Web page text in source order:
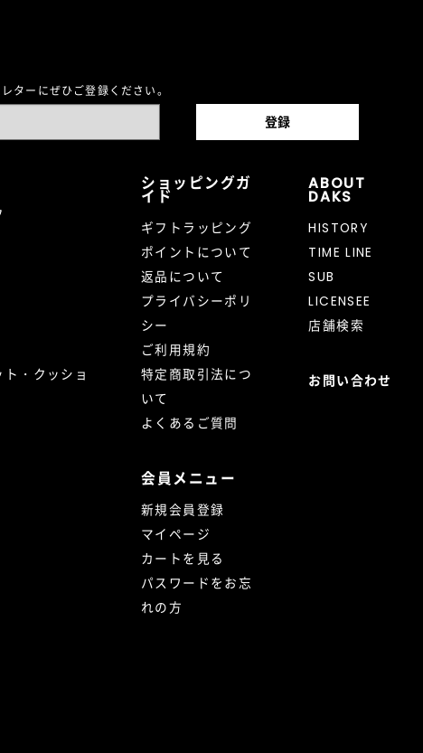
ターにぜひご登録ください。
・クッショ
ショッピングガ
イド
ギフトラッピング
ポイントについて
返品について
プライバシーポリ
シー
ご利用規約
特定商取引法につ
いて
よくあるご質問
会員メニュー
新規会員登録
マイページ
カートを見る
パスワードをお忘
れの方
ABOUT
DAKS
HISTORY
TIME LINE
SUB
LICENSEE
店舗検索
お問い合わせ